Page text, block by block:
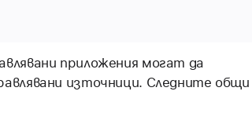
приложения могат да
източници. Следните общи